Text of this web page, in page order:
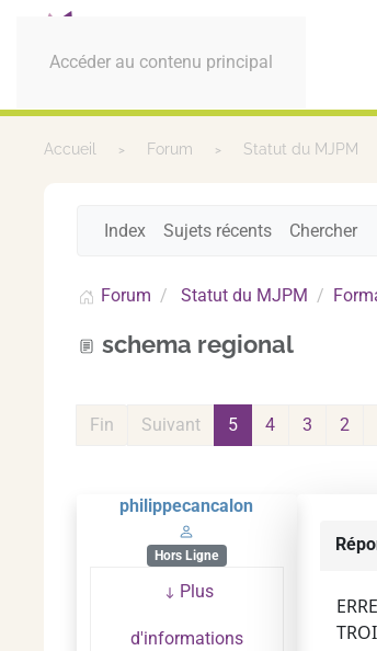
Accéder au contenu principal
Accueil Forum Statut du MJPM
Index Sujets récents Chercher
Forum Statut du MJPM
schema regional
2
3
4
5
Suivant
Fin
philippecancalon
Hors Ligne
Plus
d'informations